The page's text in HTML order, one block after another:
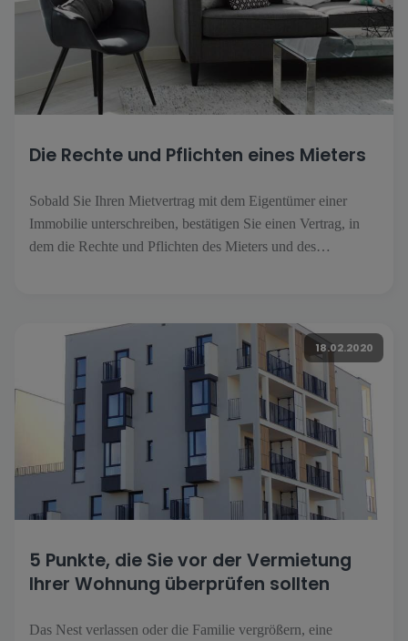
Die Rechte und Pflichten eines Mieters
Sobald Sie Ihren Mietvertrag mit dem Eigentümer einer
Immobilie unterschreiben, bestätigen Sie einen Vertrag, in
dem die Rechte und Pflichten des Mieters und des
im [...].
18.02.2020
5 Punkte, die Sie vor der Vermietung
Ihrer Wohnung überprüfen sollten
Das Nest verlassen oder die Familie vergrößern, eine